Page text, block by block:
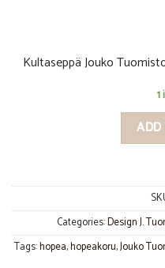
Kultaseppä Jouko
Categories:Design J.
Tags:hopea,hopeakoru,Jouko